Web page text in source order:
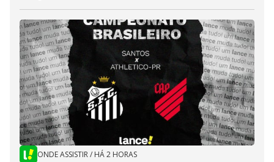
ONDE ASSISTIR/ HÁ 2 HORAS